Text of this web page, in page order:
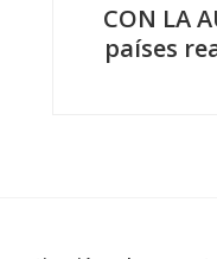
CON LA
países